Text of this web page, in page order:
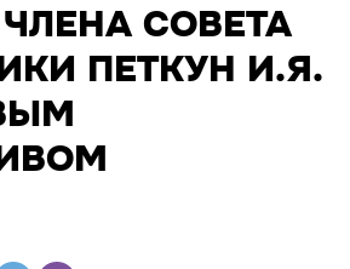
СОВЕТА
ПЕТКУН И.Я.